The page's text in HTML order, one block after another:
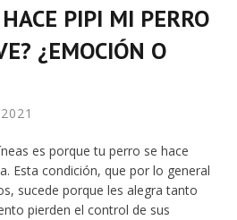
PIPI MI PERRO
¿EMOCIÓN O
es porque tu perro se hace
Esta condición, que por lo general
sucede porque les alegra tanto
pierden el control de sus